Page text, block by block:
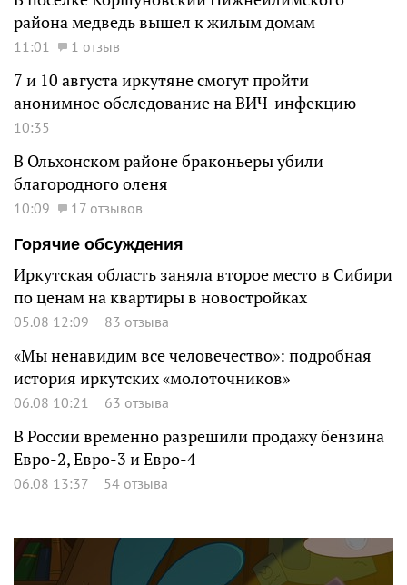
района медведь вышел к жилым домам
11:01 1 отзыв
7 и 10 августа иркутяне смогут пройти
анонимное обследование на ВИЧ-инфекцию
10:35
В Ольхонском районе браконьеры убили
благородного оленя
10:09
17 отзывов
Горячие обсуждения
Иркутская область заняла второе место в Сибири
по ценам на квартиры в новостройках
05.08 12:09 83 отзыва
«Мы ненавидим все человечество»: подробная
история иркутских «молоточников»
06.08 10:21 63 отзыва
В России временно разрешили продажу бензина
Евро-2, Евро-3 и Евро-4
06.08 13:37 54 отзыва